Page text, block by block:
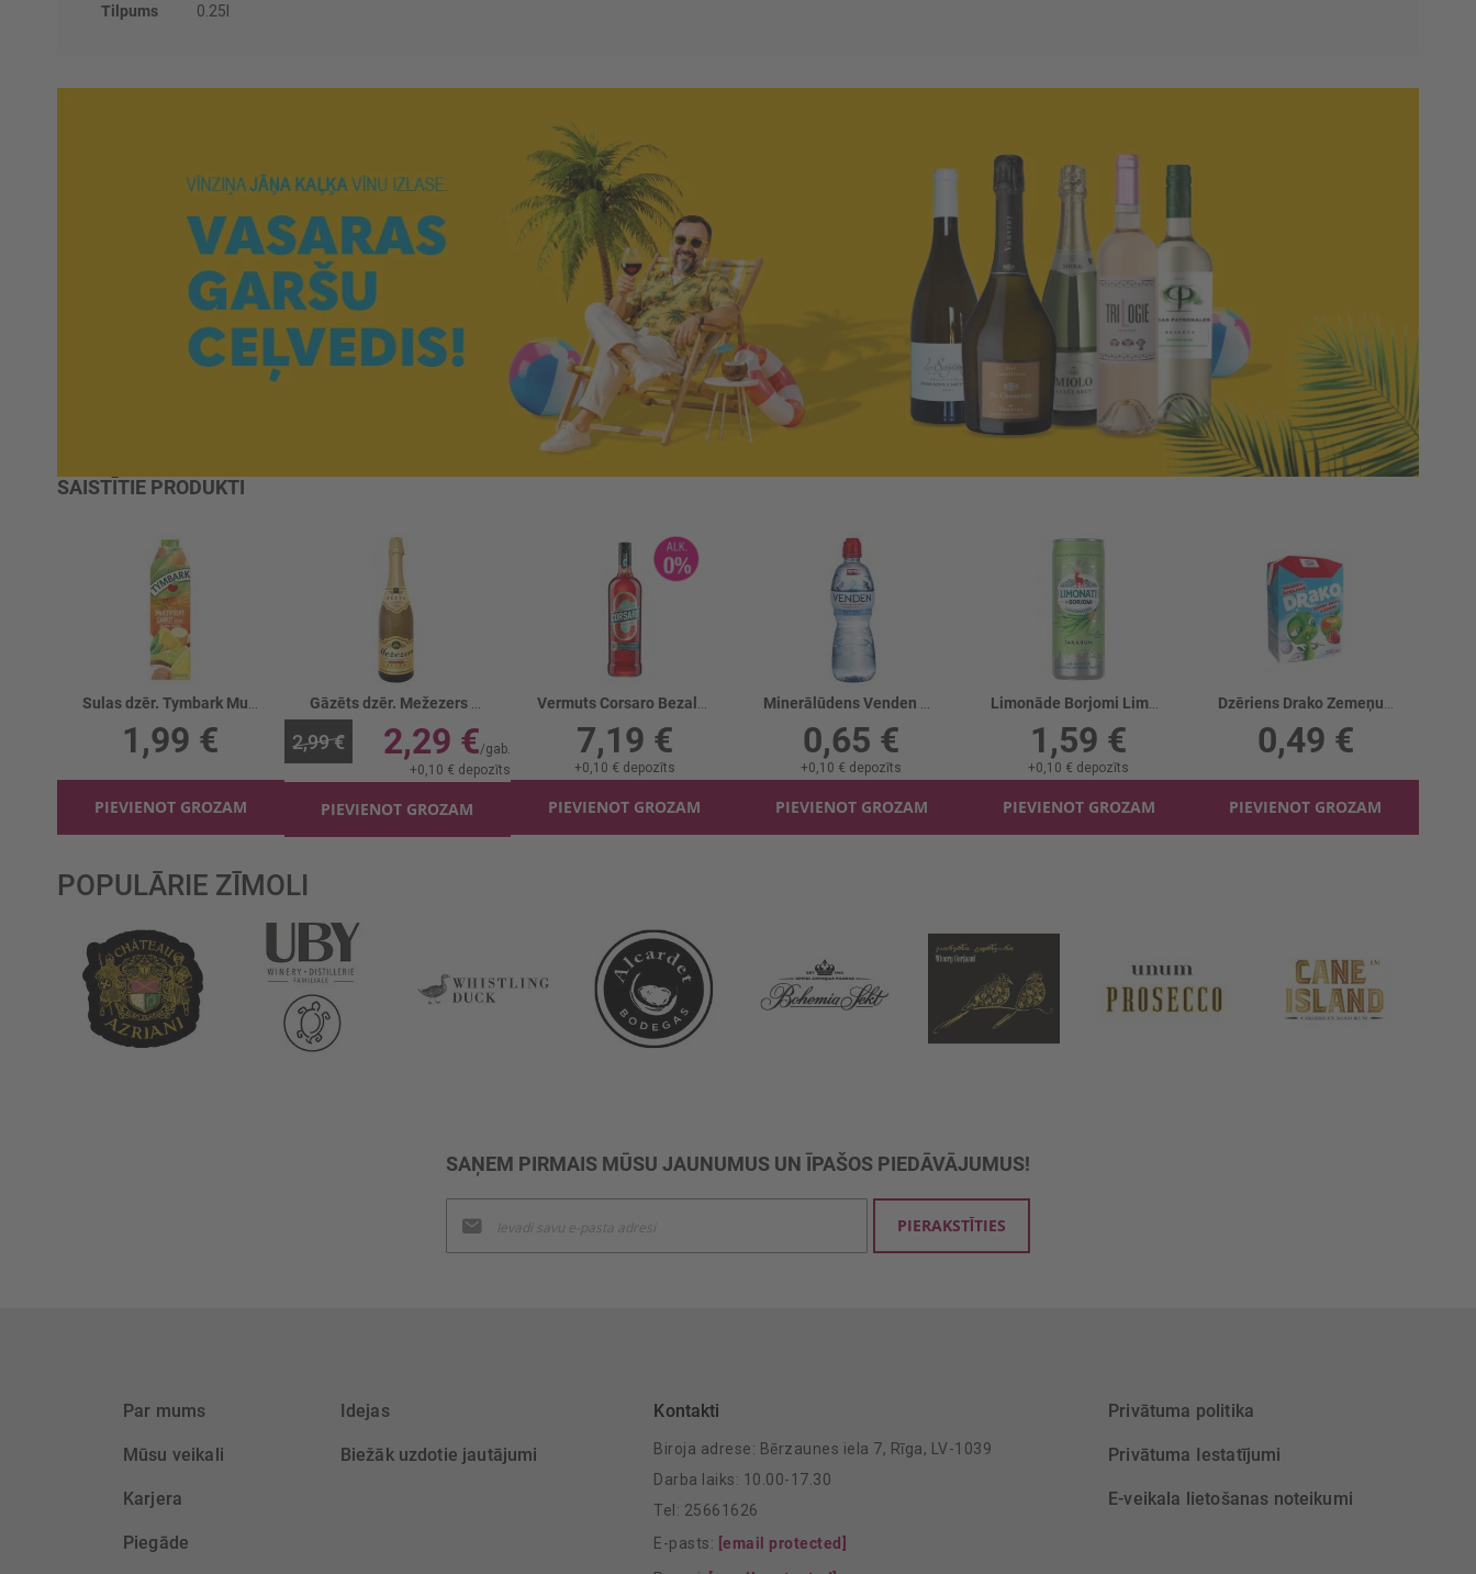
Tilpums 0.25l
SAISTĪTIE PRODUKTI
Sulas dzēr. Tymbark Multiaugļu-burkānu
1,99 €
PIEVIENOT GROZAM
Gāzēts dzēr. Mežezers Zelta Cidoniju
2,99 € 2,29 €
+0,10 € depozīts
PIEVIENOT GROZAM
Vermuts Corsaro Bezalk. Aperitivo 0%
7,19 €
+0,10 € depozīts
PIEVIENOT GROZAM
Minerālūdens Venden Sport negāzēts
0,65 €
+0,10 € depozīts
PIEVIENOT GROZAM
Limonāde Borjomi Limonati Tarhuns
1,59 €
+0,10 € depozīts
PIEVIENOT GROZAM
Dzēriens Drako Zemeņu ābolu
0,49 €
PIEVIENOT GROZAM
POPULĀRIE ZĪMOLI
SAŅEM PIRMAIS MŪSU JAUNUMUS UN ĪPAŠOS PIEDĀVĀJUMUS!
jaunumu
saņemšanai:
PIERAKSTĪTIES
Par mums
Mūsu veikali
Karjera
Piegāde
Idejas
Biežāk uzdotie jautājumi
Kontakti
Biroja adrese: Bērzaunes iela 7, Rīga, LV-1039
Darba laiks: 10.00-17.30
Tel: 25661626
E-pasts: [email protected]
Privātuma politika
Privātuma Iestatījumi
E-veikala lietošanas noteikumi